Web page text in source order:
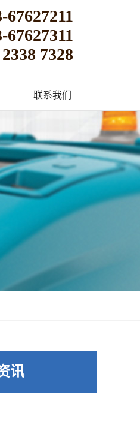
67627211
67627311
7328
联系我们
讯